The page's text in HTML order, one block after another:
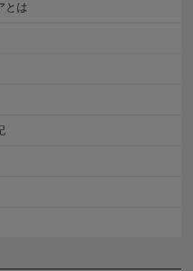
とは